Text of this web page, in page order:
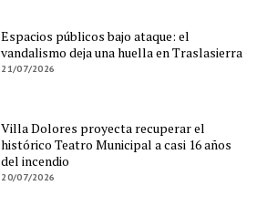
Espacios públicos bajo ataque: el
vandalismo deja una huella en Traslasierra
21/07/2026
Villa Dolores proyecta recuperar el
histórico Teatro Municipal a casi 16 años
del incendio
20/07/2026